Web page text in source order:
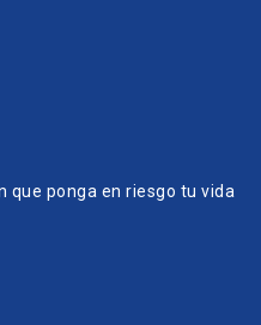
que ponga en riesgo tu vida